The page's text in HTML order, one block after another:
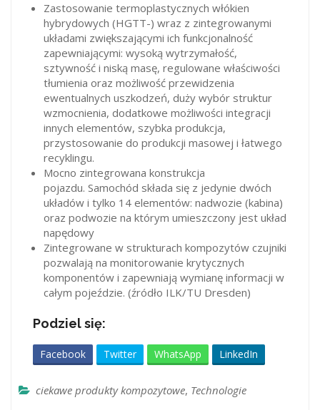
Zastosowanie termoplastycznych włókien
hybrydowych (HGTT-) wraz z zintegrowanymi
układami zwiększającymi ich funkcjonalność
zapewniającymi: wysoką wytrzymałość,
sztywność i niską masę, regulowane właściwości
tłumienia oraz możliwość przewidzenia
ewentualnych uszkodzeń, duży wybór struktur
wzmocnienia, dodatkowe możliwości integracji
innych elementów, szybka produkcja,
przystosowanie do produkcji masowej i łatwego
recyklingu.
Mocno zintegrowana konstrukcja
pojazdu. Samochód składa się z jedynie dwóch
układów i tylko 14 elementów: nadwozie (kabina)
oraz podwozie na którym umieszczony jest układ
napędowy
Zintegrowane w strukturach kompozytów czujniki
pozwalają na monitorowanie krytycznych
komponentów i zapewniają wymianę informacji w
całym pojeździe. (źródło ILK/TU Dresden)
Podziel się:
Facebook Twitter WhatsApp LinkedIn
ciekawe produkty kompozytowe, Technologie